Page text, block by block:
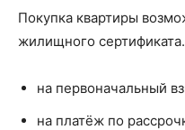
Покупка квартиры
жилищного
на первоначальный
на платёж по